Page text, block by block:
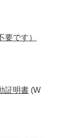
です）
証明書 (W